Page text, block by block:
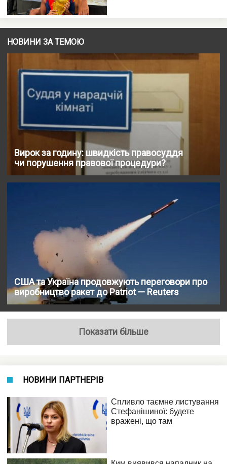
НОВИНИ ЗА ТЕМОЮ
Вирок за годину: швидкість правосуддя
чи порушення правової процедури?
США та Україна продовжують переговори про
виробництво ракет до Patriot — Reuters
Показати більше
НОВИНИ ПАРТНЕРІВ